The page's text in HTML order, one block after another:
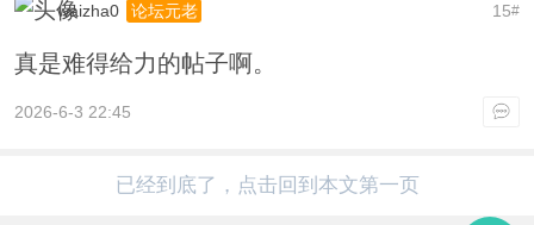
15#
waizha0 论坛元老
真是难得给力的帖子啊。
2026-6-3 22:45
已经到底了，点击回到本文第一页